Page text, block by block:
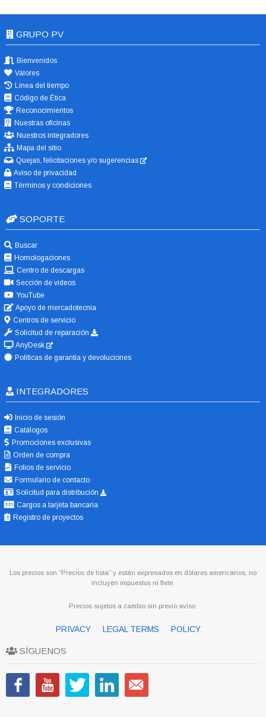
GRUPO PV
Bienvenidos
Valores
Línea del tiempo
Código de Ética
Reconocimientos
Nuestras oficinas
Nuestros integradores
Mapa del sitio
Quejas, felicitaciones y/o sugerencias
Aviso de privacidad
Términos y condiciones
SOPORTE
Buscar
Homologaciones
Centro de descargas
Sección de videos
YouTube
Apoyo de mercadotecnia
Centros de servicio
Solicitud de reparación
AnyDesk
Políticas de garantía y devoluciones
INTEGRADORES
Inicio de sesión
Catálogos
Promociones exclusivas
Orden de compra
Folios de servicio
Formulario de contacto
Solicitud para distribución
Cargos a tarjeta bancaria
Registro de proyectos
Los precios son “Precios de lista” y están expresados en dólares americanos, no
incluyen impuestos ni flete.
Precios sujetos a cambio sin previo aviso.
PRIVACY LEGAL TERMS POLICY
SÍGUENOS